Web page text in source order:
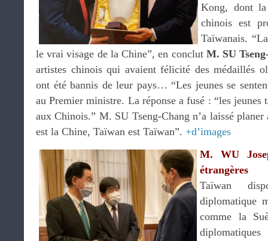
Kong, dont
chinois est
Taïwanais.
le vrai visage de la Chine”, en conclut M. SU
artistes chinois qui avaient félicité des médaillés
ont été bannis de leur pays… “Les jeunes se
au Premier ministre. La réponse a fusé : “les jeunes
aux Chinois.” M. SU Tseng-Chang n’a laissé
est la Chine, Taïwan est Taïwan”. +d’images
M. WU
étrangères
Taïwan
diplomatique
comme la